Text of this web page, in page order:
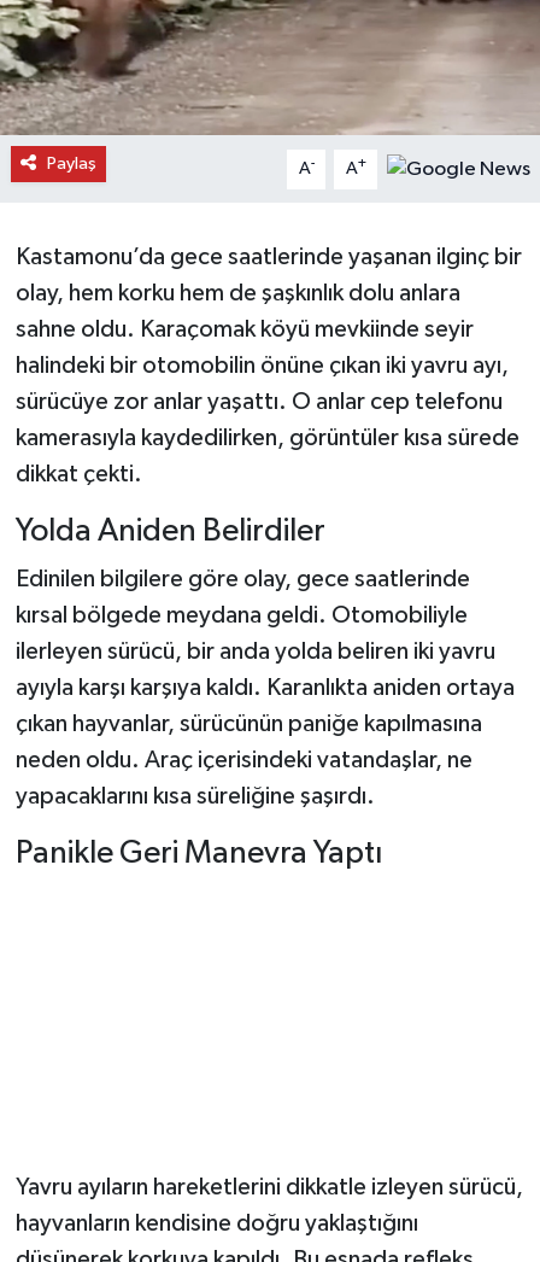
Paylaş A- A+
Kastamonu’da gece saatlerinde yaşanan ilginç bir
olay, hem korku hem de şaşkınlık dolu anlara
sahne oldu. Karaçomak köyü mevkiinde seyir
halindeki bir otomobilin önüne çıkan iki yavru ayı,
sürücüye zor anlar yaşattı. O anlar cep telefonu
kamerasıyla kaydedilirken, görüntüler kısa sürede
dikkat çekti.
Yolda Aniden Belirdiler
Edinilen bilgilere göre olay, gece saatlerinde
kırsal bölgede meydana geldi. Otomobiliyle
ilerleyen sürücü, bir anda yolda beliren iki yavru
ayıyla karşı karşıya kaldı. Karanlıkta aniden ortaya
çıkan hayvanlar, sürücünün paniğe kapılmasına
neden oldu. Araç içerisindeki vatandaşlar, ne
yapacaklarını kısa süreliğine şaşırdı.
Panikle Geri Manevra Yaptı
Yavru ayıların hareketlerini dikkatle izleyen sürücü,
hayvanların kendisine doğru yaklaştığını
Doğanyurt Haberleri
Hanönü Haberleri
İhsangazi Haberleri
Küre Haberleri
Merkez Haberleri
Pınarbaşı Haberleri
Şenpazar Haberleri
Seydiler Haberleri
Taşköprü Haberleri
Tosya Haberleri
Karadeniz Haberleri
Ulusal Haberler
Teknoloji Haberleri